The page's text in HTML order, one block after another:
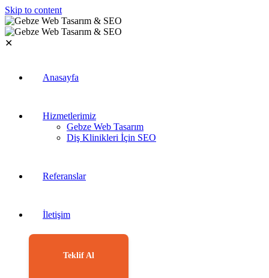
Skip to content
✕
Anasayfa
Hizmetlerimiz
Gebze Web Tasarım
Diş Klinikleri İçin SEO
Referanslar
İletişim
Teklif Al